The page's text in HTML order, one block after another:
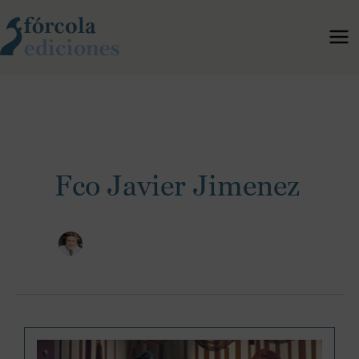
al
contenido
Fco Javier Jimenez